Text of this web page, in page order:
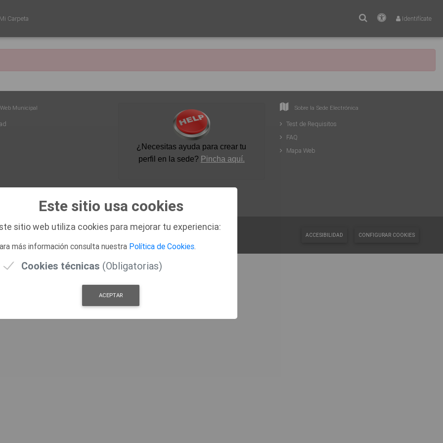
Carpeta BuscarAccesibilidad
Identifícate
Municipal
¿Necesitas ayuda para crear tu
perfil en la sede? Pincha aquí.
Sobre la Sede Electrónica
Test de Requisitos
FAQ
Mapa Web
ACCESIBILIDAD CONFIGURAR COOKIES
Este sitio usa cookies
sitio web utiliza cookies para mejorar tu experiencia:
más información consulta nuestra Política de Cookies.
Cookies técnicas (Obligatorias)
ACEPTAR